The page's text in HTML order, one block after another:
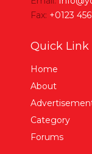
Fax: +0123
Quick Link
Home
About
Category
Forums